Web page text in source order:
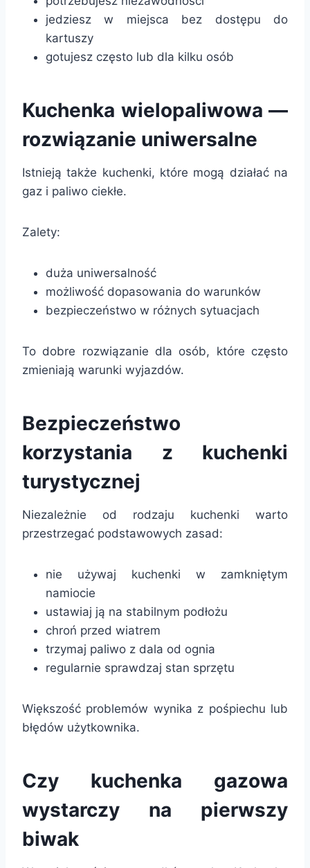
jedziesz w miejsca bez dostępu do
kartuszy
gotujesz często lub dla kilku osób
Kuchenka wielopaliwowa —
rozwiązanie uniwersalne
Istnieją także kuchenki, które mogą działać na
gaz i paliwo ciekłe.
Zalety:
duża uniwersalność
możliwość dopasowania do warunków
bezpieczeństwo w różnych sytuacjach
To dobre rozwiązanie dla osób, które często
zmieniają warunki wyjazdów.
Bezpieczeństwo
korzystania z kuchenki
turystycznej
Niezależnie od rodzaju kuchenki warto
przestrzegać podstawowych zasad:
nie używaj kuchenki w zamkniętym
namiocie
ustawiaj ją na stabilnym podłożu
chroń przed wiatrem
trzymaj paliwo z dala od ognia
regularnie sprawdzaj stan sprzętu
Większość problemów wynika z pośpiechu lub
błędów użytkownika.
Czy kuchenka gazowa
wystarczy na pierwszy
biwak